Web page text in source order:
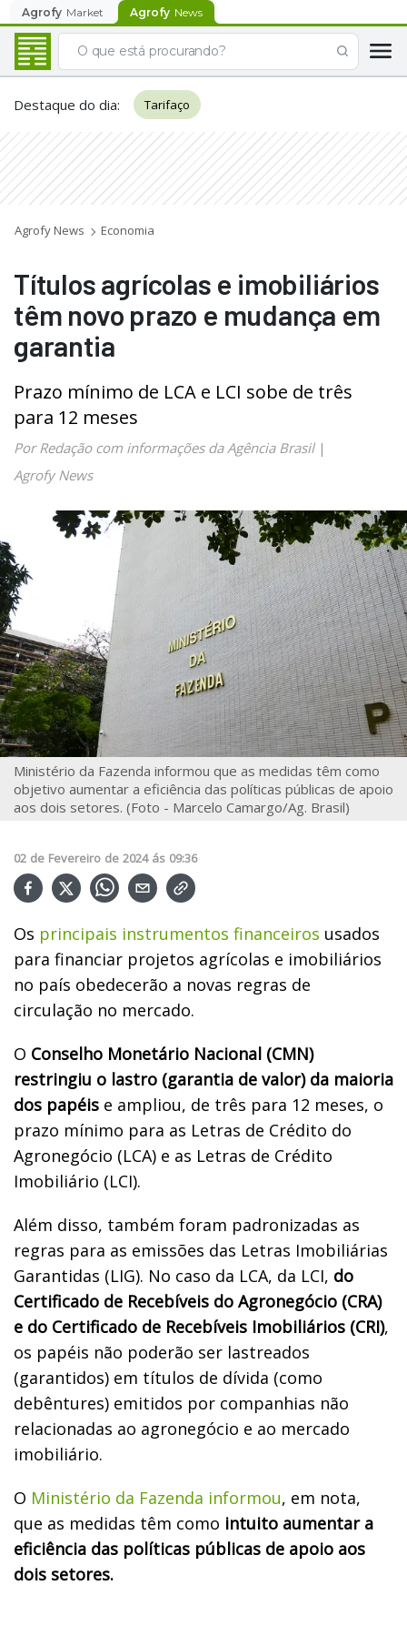
Agrofy Market Agrofy News
Destaque do dia: Tarifaço
Agrofy News Economia
Títulos agrícolas e imobiliários
têm novo prazo e mudança em
garantia
Prazo mínimo de LCA e LCI sobe de três
para 12 meses
Por Redação com informações da Agência Brasil|
Agrofy News
Ministério da Fazenda informou que as medidas têm como
objetivo aumentar a eficiência das políticas públicas de apoio
aos dois setores. (Foto - Marcelo Camargo/Ag. Brasil)
02 de Fevereiro de 2024 ás 09:36
Os principais instrumentos financeiros usados
para financiar projetos agrícolas e imobiliários
no país obedecerão a novas regras de
circulação no mercado.
O Conselho Monetário Nacional (CMN)
restringiu o lastro (garantia de valor) da maioria
dos papéis e ampliou, de três para 12 meses, o
prazo mínimo para as Letras de Crédito do
Agronegócio (LCA) e as Letras de Crédito
Imobiliário (LCI).
Além disso, também foram padronizadas as
regras para as emissões das Letras Imobiliárias
Garantidas (LIG). No caso da LCA, da LCI, do
Certificado de Recebíveis do Agronegócio (CRA)
e do Certificado de Recebíveis Imobiliários (CRI),
os papéis não poderão ser lastreados
(garantidos) em títulos de dívida (como
debêntures) emitidos por companhias não
relacionadas ao agronegócio e ao mercado
imobiliário.
O Ministério da Fazenda informou, em nota,
que as medidas têm como intuito aumentar a
eficiência das políticas públicas de apoio aos
dois setores.